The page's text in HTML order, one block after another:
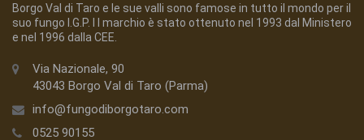
Borgo Val di Taro e le sue valli sono famose in tutto il mondo per il
suo fungo I.G.P. I l marchio è stato ottenuto nel 1993 dal Ministero
e nel 1996 dalla CEE.
Via Nazionale, 90
43043 Borgo Val di Taro (Parma)
info@fungodiborgotaro.com
0525 90155